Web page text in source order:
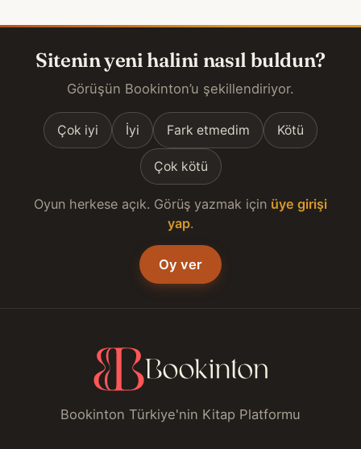
Sitenin yeni halini nasıl buldun?
Görüşün Bookinton’u şekillendiriyor.
Çok iyi İyi Fark etmedim Kötü
Çok kötü
Oyun herkese açık. Görüş yazmak için üye girişi
yap.
Oy ver
Bookinton Türkiye'nin Kitap Platformu